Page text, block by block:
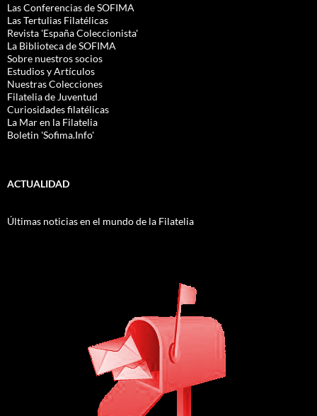
Las Conferencias de SOFIMA
Las Tertulias Filatélicas
Revista 'España Coleccionista'
La Biblioteca de SOFIMA
Sobre nuestros socios
Estudios y Artículos
Nuestras Colecciones
Filatelia de Juventud
Curiosidades filatélicas
La Mar en la Filatelia
Boletin 'Sofima.Info'
ACTUALIDAD
Últimas noticias en el mundo de la Filatelia